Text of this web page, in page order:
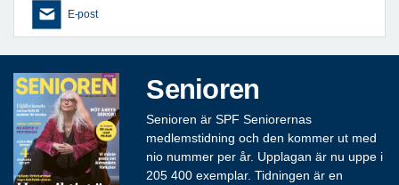
E-post
Senioren
Senioren är SPF Seniorernas
medlemstidning och den kommer ut med
nio nummer per år. Upplagan är nu uppe i
205 400 exemplar. Tidningen är en